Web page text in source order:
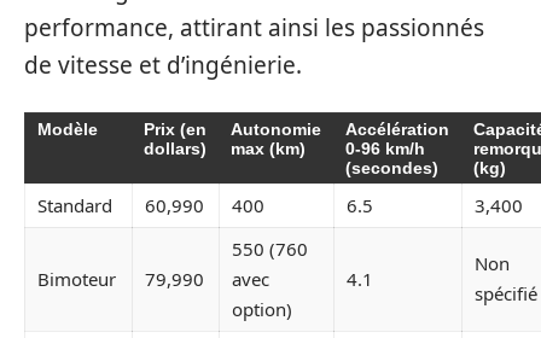
performance, attirant ainsi les passionnés
de vitesse et d’ingénierie.
Modèle
Prix (en
dollars)
Autonomie
max (km)
Accélération
0-96 km/h
(secondes)
(kg)
Standard 60,990 400 6.5 3,400
Bimoteur 79,990
550 (760
avec
option)
4.1
Non
spécifié